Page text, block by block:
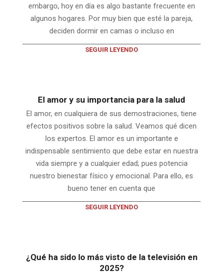
embargo, hoy en día es algo bastante frecuente en
algunos hogares. Por muy bien que esté la pareja,
deciden dormir en camas o incluso en
SEGUIR LEYENDO
El amor y su importancia para la salud
El amor, en cualquiera de sus demostraciones, tiene
efectos positivos sobre la salud. Veamos qué dicen
los expertos. El amor es un importante e
indispensable sentimiento que debe estar en nuestra
vida siempre y a cualquier edad; pues potencia
nuestro bienestar físico y emocional. Para ello, es
bueno tener en cuenta que
SEGUIR LEYENDO
¿Qué ha sido lo más visto de la televisión en
2025?